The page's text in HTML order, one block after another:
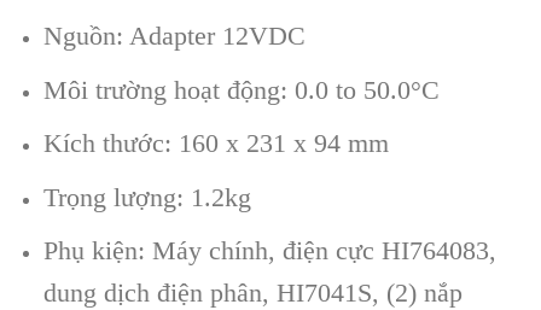
Nguồn: Adapter 12VDC
Môi trường hoạt động: 0.0 to 50.0°C
Kích thước: 160 x 231 x 94 mm
Trọng lượng: 1.2kg
Phụ kiện: Máy chính, điện cực HI764083,
dung dịch điện phân, HI7041S, (2) nắp